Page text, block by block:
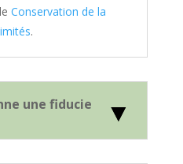
Conservation de la
.
une fiducie